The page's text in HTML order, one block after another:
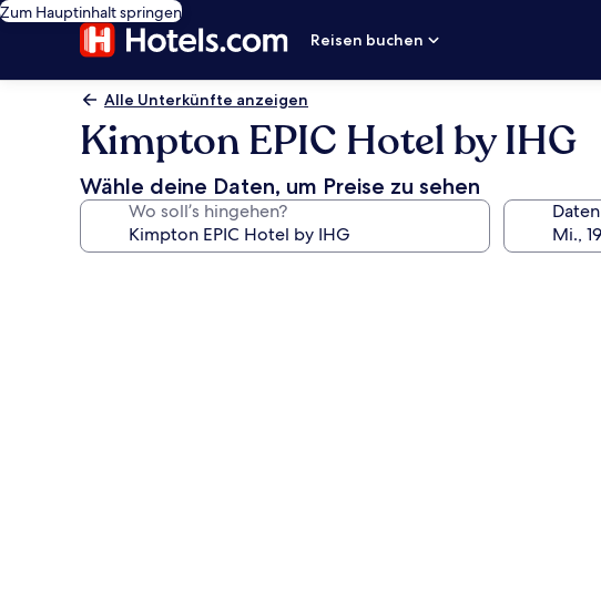
Zum Hauptinhalt springen
Reisen buchen
Alle Unterkünfte anzeigen
Kimpton EPIC Hotel by IHG
Wähle deine Daten, um Preise zu sehen
Wo soll’s hingehen? Daten